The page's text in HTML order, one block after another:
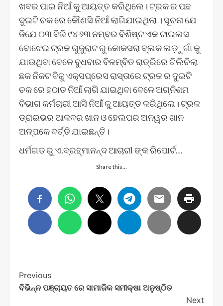
ଖବର ପାଇ ନିଆଁ କୁ ଆୟତ୍ତ କରିଥିଲେ। ଟ୍ରକ ର ପଛ
ଦୁଇଟି ଚକ ରେ କୌଣସି ନିଆଁ ଲାଗିଯାଇଥିଲା । ସୂଚନା ଯେ
ଜିଯେ ୦୩ ବିଭି ୯୪୬୩ ନମ୍ବର ବିଶିଷ୍ଟ ଏକ ଟାଇଲସ
ବୋଝେଇ ଟ୍ରକ ଗୁଜୁରାଟ ରୁ କୋକସରା ବ୍ଲକ ଲଡ଼ୁଗାଁ କୁ
ଯାଉଥିବା ବେଳେ ବୁଧବାର ବିଳମ୍ବିତ ରାତ୍ରିରେ ଚିଲିଚିଲା
ଛକ ନିକଟ ବିଜୁ ଏକ୍ସପ୍ରେସ ରାସ୍ତାରେ ଟ୍ରକ ର ଦୁଇଟି
ଚକ ରେ ହଠାତ ନିଆଁ ଲାଗି ଯାଇଥିବା ବେଳେ ଅଗ୍ନିଶମ
ବିଭାଗ କର୍ମଚାରୀ ଆସି ନିଆଁ କୁ ଆୟତ୍ତ କରିଥିଲେ। ଟ୍ରକ
ଡ୍ରାଇଭର ଆକବର ଖାନ ଓ ହେଲପର ଅନୱର ଖାନ
ଅଳ୍ପକେ ବର୍ତ୍ତି ଯାଇଛନ୍ତି।
ଧର୍ମଗଡ ରୁ ଏ.ବ୍ରହ୍ମାନନ୍ଦ ଆଚାରୀ ଙ୍କ ରିପୋର୍ଟ…
Share this…
Post
Navigation
Previous
ବିଭିନ୍ନ ପଞ୍ଚାୟତ ରେ ସାମାଜିକ ସମୀକ୍ଷା ଅନୁଷ୍ଠିତ
Next